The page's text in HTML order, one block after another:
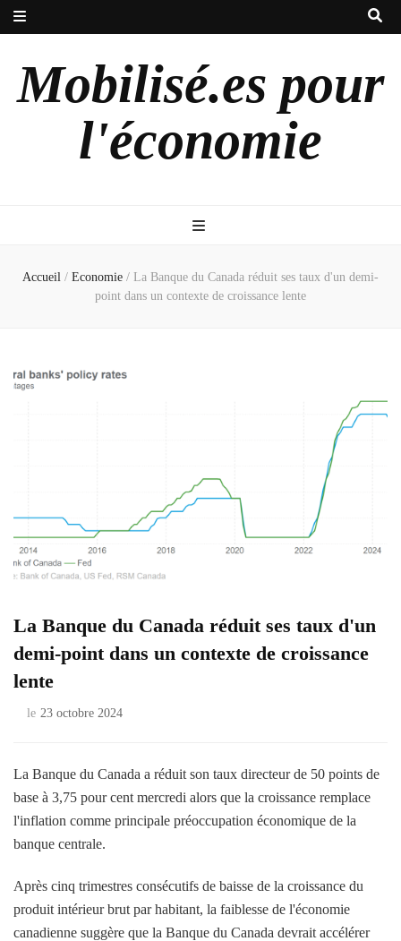
Mobilisé.es pour
l'économie
Accueil / Economie / La Banque du Canada réduit ses taux d'un demi-
point dans un contexte de croissance lente
La Banque du Canada réduit ses taux d'un
demi-point dans un contexte de croissance
lente
le 23 octobre 2024
La Banque du Canada a réduit son taux directeur de 50 points de
base à 3,75 pour cent mercredi alors que la croissance remplace
l'inflation comme principale préoccupation économique de la
banque centrale.
Après cinq trimestres consécutifs de baisse de la croissance du
produit intérieur brut par habitant, la faiblesse de l'économie
canadienne suggère que la Banque du Canada devrait accélérer